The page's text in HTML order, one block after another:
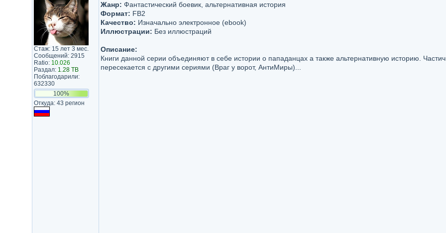
Стаж: 15 лет 3 мес.
Сообщений: 2915
Ratio: 10.026
Раздал: 1.28 TB
Поблагодарили:
632330
100%
Откуда: 43 регион
Жанр: Фантастический боевик, альтернативная история
Формат: FB2
Качество: Изначально электронное (ebook)
Иллюстрации: Без иллюстраций
Описание:
Книги данной серии объединяют в себе истории о пападанцах а также альтернативную историю.
пересекается с другими сериями (Враг у ворот, АнтиМиры)...